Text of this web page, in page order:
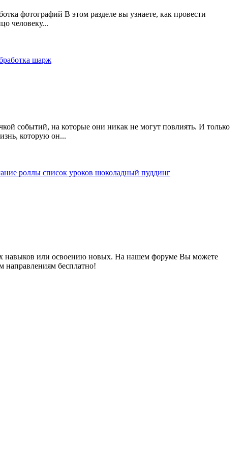
фотографий В этом разделе вы узнаете, как провести
человеку...
шарж
событий, на которые они никак не могут повлиять. И только
которую он...
роллы список уроков шоколадный пуддинг
навыков или освоению новых. На нашем форуме Вы можете
направлениям бесплатно!